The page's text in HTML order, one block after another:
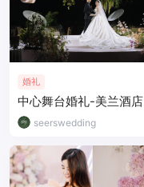
婚礼
中心舞台婚礼-美兰酒店
seerswedding